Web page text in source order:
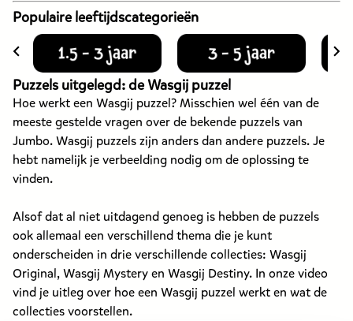
Populaire leeftijdscategorieën
Puzzels uitgelegd: de Wasgij puzzel
Hoe werkt een Wasgij puzzel? Misschien wel één van de
meeste gestelde vragen over de bekende puzzels van
Jumbo. Wasgij puzzels zijn anders dan andere puzzels. Je
hebt namelijk je verbeelding nodig om de oplossing te
vinden.
Alsof dat al niet uitdagend genoeg is hebben de puzzels
ook allemaal een verschillend thema die je kunt
onderscheiden in drie verschillende collecties: Wasgij
Original, Wasgij Mystery en Wasgij Destiny. In onze video
vind je uitleg over hoe een Wasgij puzzel werkt en wat de
collecties voorstellen.